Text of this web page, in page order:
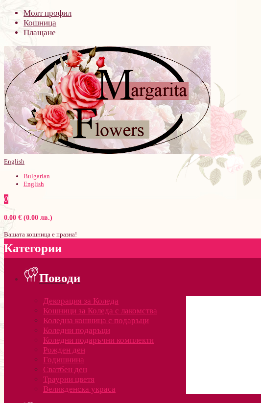
Моят профил
Кошница
Плащане
English
Bulgarian
English
0
0.00 € (0.00 лв.)
Вашата кошница е празна!
Категории
Поводи
Декорация за Коледа
Кошници за Коледа с лакомства
Коледна кошница с подаръци
Коледни подаръци
Коледни подаръчни комплекти
Рожден ден
Годишнина
Сватбен ден
Траурни цветя
Великденска украса